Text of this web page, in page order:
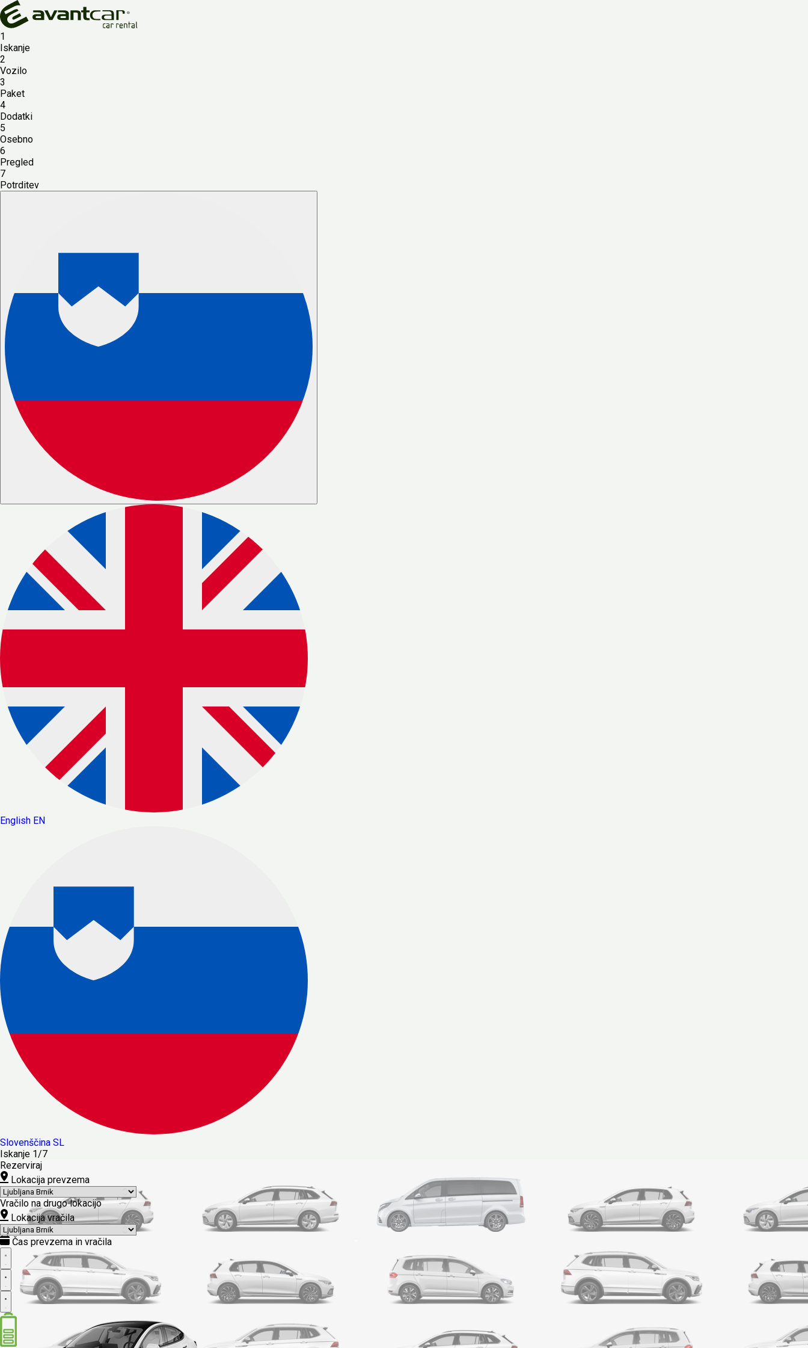
1
Iskanje
2
Vozilo
3
Paket
4
Dodatki
5
Osebno
6
Pregled
7
Potrditev
English EN
Slovenščina SL
Iskanje 1/7
Rezerviraj
Lokacija prevzema
Vračilo na drugo lokacijo
Lokacija vračila
Čas prevzema in vračila